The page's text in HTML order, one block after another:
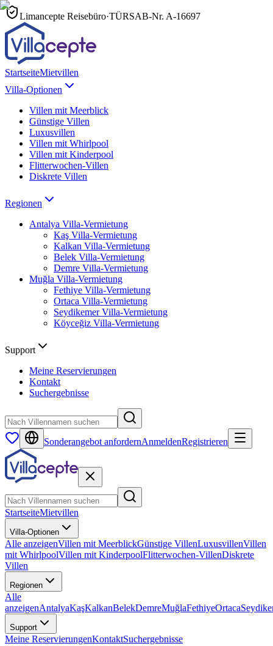
Limancepte Reisebüro·TÜRSAB-Nr. A-16697
StartseiteMietvillen
Villa-Optionen
Villen mit Meerblick
Günstige Villen
Luxusvillen
Villen mit Whirlpool
Villen mit Kinderpool
Flitterwochen-Villen
Diskrete Villen
Regionen
Antalya Villa-Vermietung
Kaş Villa-Vermietung
Kalkan Villa-Vermietung
Belek Villa-Vermietung
Demre Villa-Vermietung
Muğla Villa-Vermietung
Fethiye Villa-Vermietung
Ortaca Villa-Vermietung
Seydikemer Villa-Vermietung
Köyceğiz Villa-Vermietung
Support
Meine Reservierungen
Kontakt
Suchergebnisse
Sonderangebot anfordernAnmeldenRegistrieren
StartseiteMietvillen
Villa-Optionen
Alle anzeigenVillen mit MeerblickGünstige VillenLuxusvillenVillen
mit WhirlpoolVillen mit KinderpoolFlitterwochen-VillenDiskrete
Villen
Regionen
Alle
anzeigenAntalyaKaşKalkanBelekDemreMuğlaFethiyeOrtaca
Support
Meine ReservierungenKontaktSuchergebnisse